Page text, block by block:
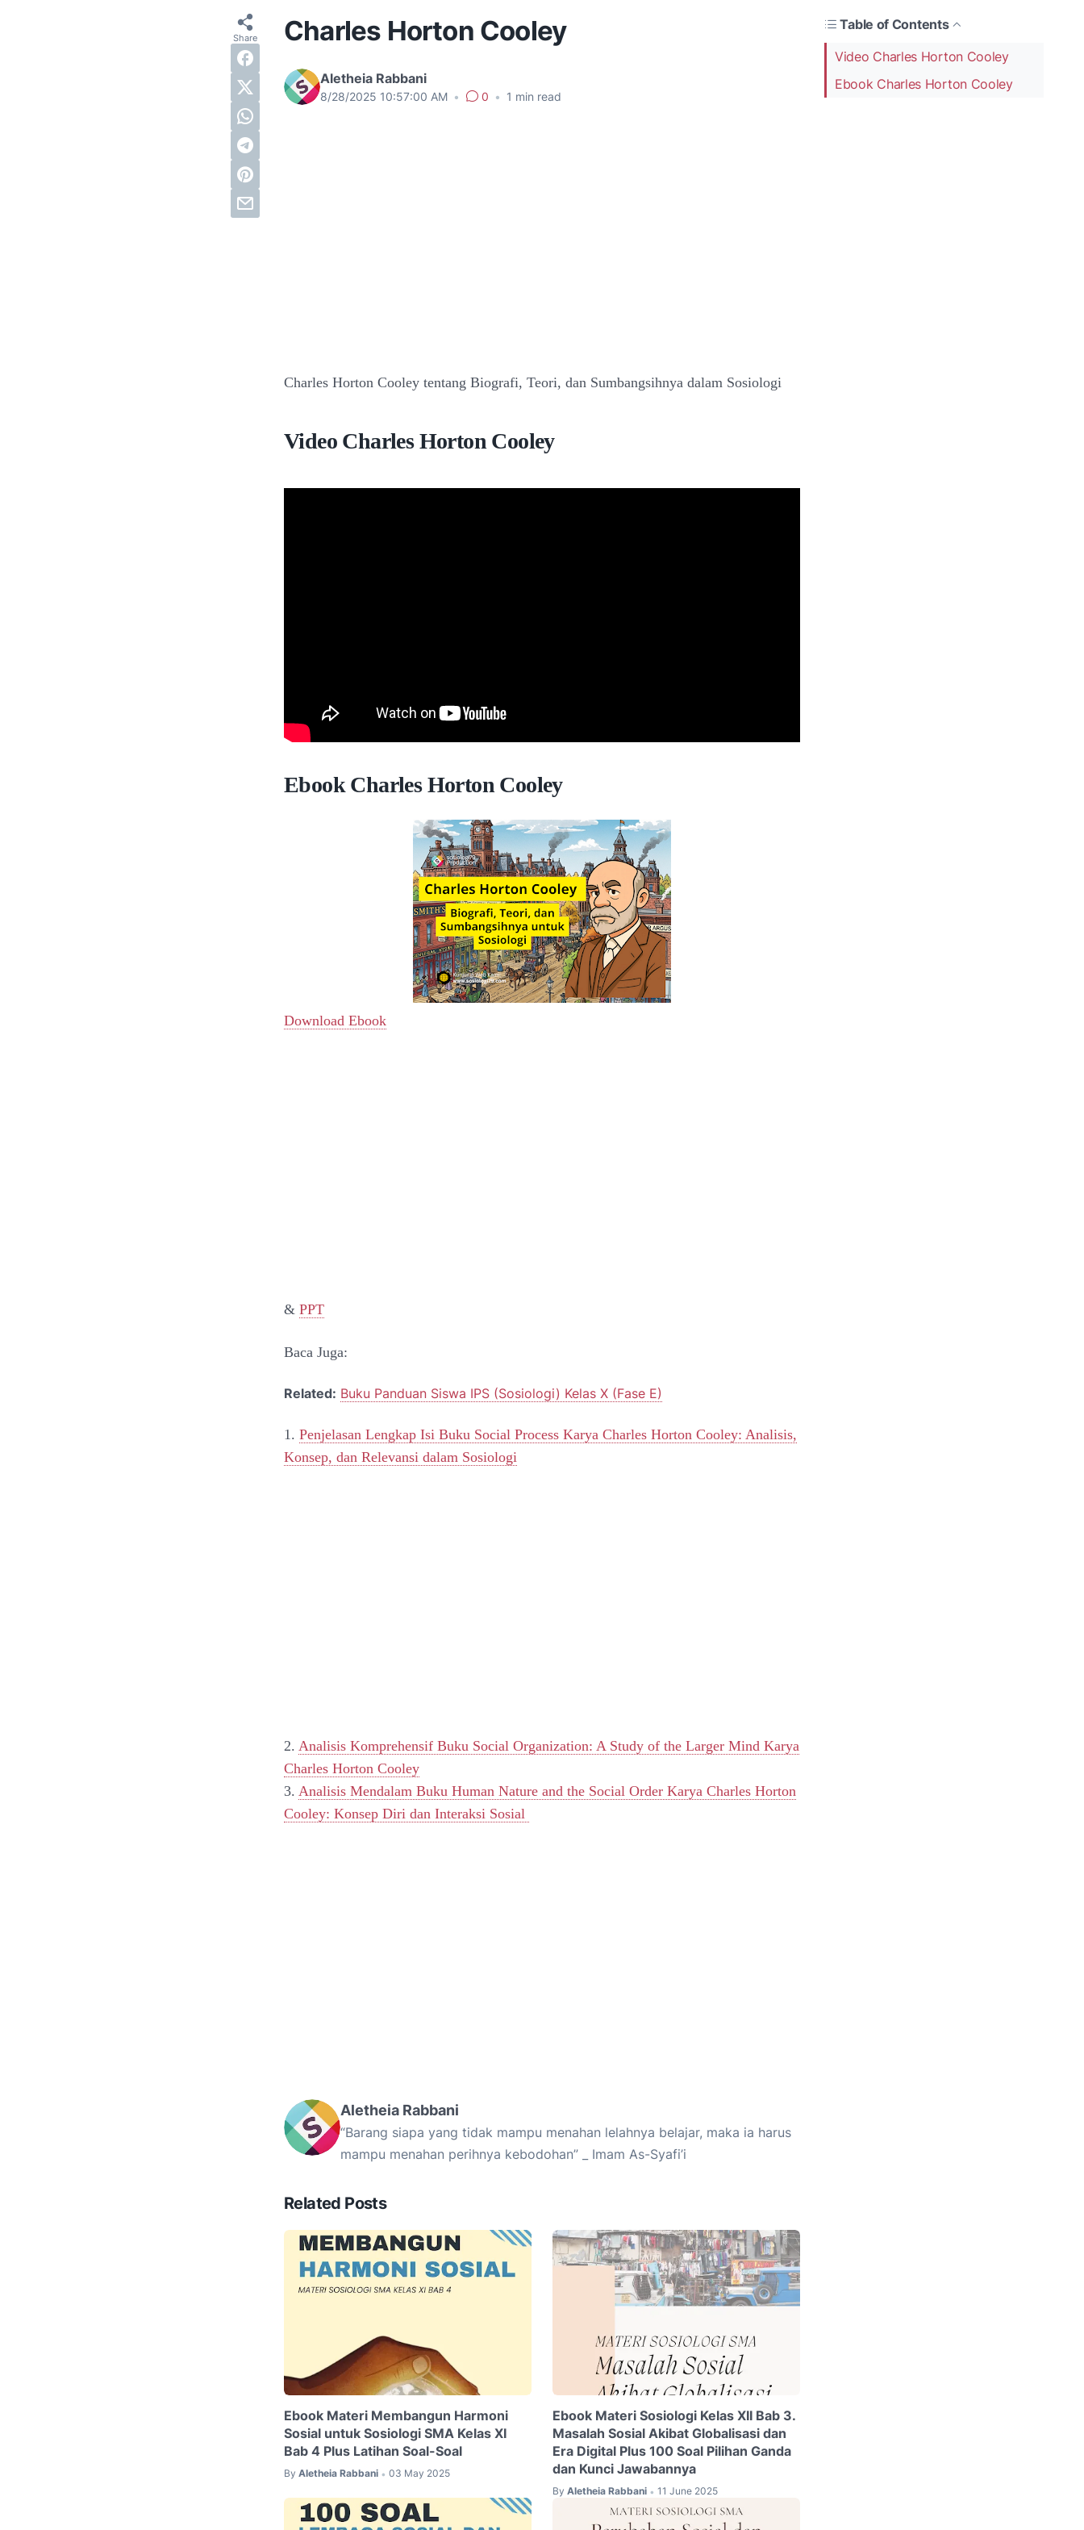
Charles Horton Cooley
Aletheia Rabbani
8/28/2025 10:57:00 AM • 0 • 1 min read
Table of Contents
Video Charles Horton Cooley
Ebook Charles Horton Cooley
Charles Horton Cooley tentang Biografi, Teori, dan Sumbangsihnya dalam Sosiologi
Video Charles Horton Cooley
Ebook Charles Horton Cooley
Download Ebook
& PPT
Baca Juga:
Related: Buku Panduan Siswa IPS (Sosiologi) Kelas X (Fase E)
1. Penjelasan Lengkap Isi Buku Social Process Karya Charles Horton Cooley: Analisis,
Konsep, dan Relevansi dalam Sosiologi
2. Analisis Komprehensif Buku Social Organization: A Study of the Larger Mind Karya
Charles Horton Cooley
3. Analisis Mendalam Buku Human Nature and the Social Order Karya Charles Horton
Cooley: Konsep Diri dan Interaksi Sosial
Aletheia Rabbani
“Barang siapa yang tidak mampu menahan lelahnya belajar, maka ia harus
mampu menahan perihnya kebodohan” _ Imam As-Syafi’i
Related Posts
Ebook Materi Membangun Harmoni
Sosial untuk Sosiologi SMA Kelas XI
Bab 4 Plus Latihan Soal-Soal
By Aletheia Rabbani • 03 May 2025
Ebook Materi Sosiologi Kelas XII Bab 3.
Masalah Sosial Akibat Globalisasi dan
Era Digital Plus 100 Soal Pilihan Ganda
dan Kunci Jawabannya
By Aletheia Rabbani • 11 June 2025